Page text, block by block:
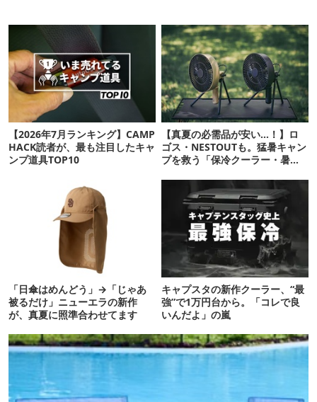
【2026年7月ランキング】CAMP
HACK読者が、最も注目したキャ
ンプ道具TOP10
【真夏の必需品が安い…！】ロ
ゴス・NESTOUTも。猛暑キャン
プを救う「保冷クーラー・暑さ
「日傘はめんどう」→「じゃあ
被るだけ」ニューエラの新作
が、真夏に照準合わせてます
キャプスタの新作クーラー、“最
強”で1万円台から。「コレで良
いんだよ」の嵐